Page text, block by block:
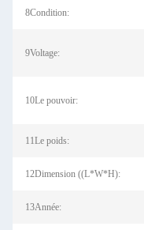
8Condition:
9Voltage:
10Le pouvoir:
11Le poids:
12Dimension ((L*W*H):
13Année: